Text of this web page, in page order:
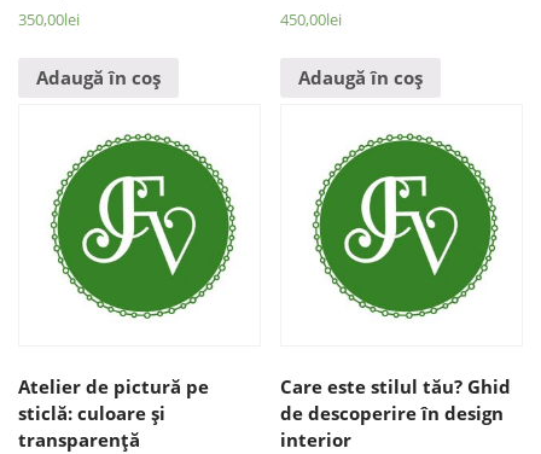
350,00lei
Adaugă în coș
450,00lei
Adaugă în coș
Atelier de pictură pe
sticlă: culoare şi
transparenţă
Care este stilul tău? Ghid
de descoperire în design
interior